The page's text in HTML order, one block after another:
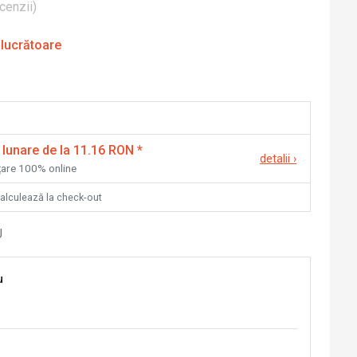
)
de la 11.16 RON *
100% online
detalii ›
la check-out